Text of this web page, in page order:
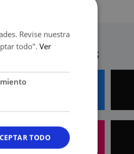
Síguenos
Revise nuestra
todo". Ver
TODO